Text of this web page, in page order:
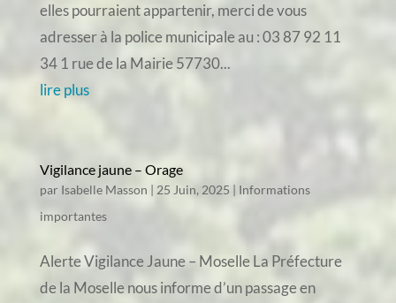
elles pourraient appartenir, merci de vous
adresser à la police municipale au : 03 87 92 11
34 1 rue de la Mairie 57730...
lire plus
Vigilance jaune – Orage
par Isabelle Masson | 25 Juin, 2025 | Informations
importantes
Alerte Vigilance Jaune – Moselle La Préfecture
de la Moselle nous informe d’un passage en